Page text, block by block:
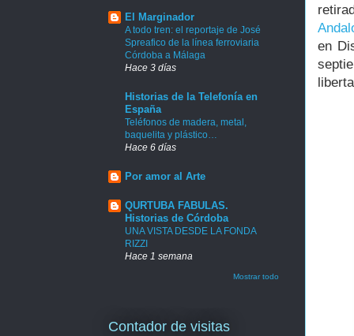
en
El Marginador
A todo tren: el reportaje de José
Spreafico de la línea ferroviaria
Córdoba a Málaga
Hace 3 días
Historias de la Telefonía en
España
Teléfonos de madera, metal,
baquelita y plástico…
Hace 6 días
Por amor al Arte
QURTUBA FABULAS.
Historias de Córdoba
UNA VISTA DESDE LA FONDA
RIZZI
Hace 1 semana
Mostrar todo
Contador de visitas